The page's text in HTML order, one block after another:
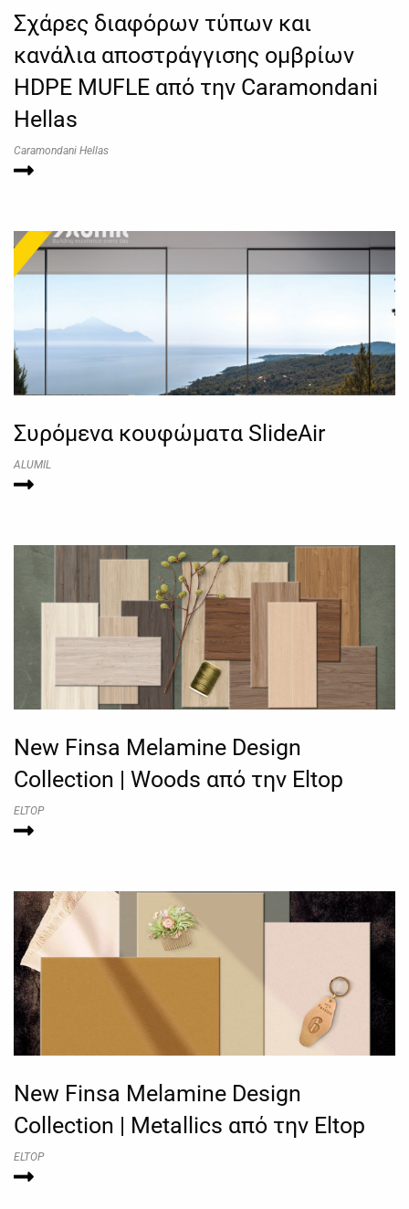
Σχάρες διαφόρων τύπων και
κανάλια αποστράγγισης ομβρίων
HDPE MUFLE από την Caramondani
Hellas
Caramondani Hellas
Συρόμενα κουφώματα SlideAir
ALUMIL
New Finsa Melamine Design
Collection | Woods από την Eltop
ELTOP
New Finsa Melamine Design
Collection | Metallics από την Eltop
ELTOP